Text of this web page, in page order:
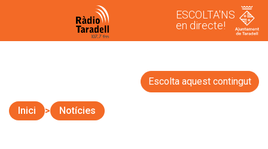
ESCOLTA'NS
en directe!
Escolta aquest contingut
Inici Notícies